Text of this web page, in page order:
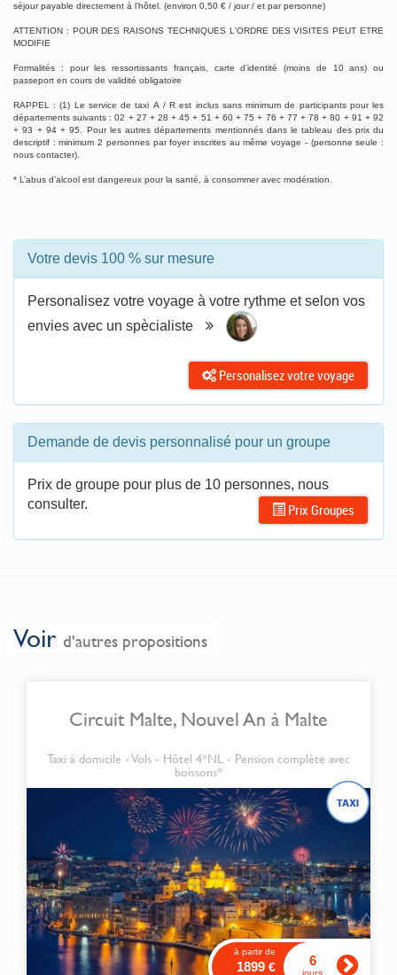
séjour payable directement à l'hôtel. (environ 0,50 € / jour / et par personne)
ATTENTION : POUR DES RAISONS TECHNIQUES L'ORDRE DES VISITES PEUT ETRE
MODIFIE
Formalités : pour les ressortissants français, carte d’identité (moins de 10 ans) ou
passeport en cours de validité obligatoire
RAPPEL : (1) Le service de taxi A / R est inclus sans minimum de participants pour les
départements suivants : 02 + 27 + 28 + 45 + 51 + 60 + 75 + 76 + 77 + 78 + 80 + 91 + 92
+ 93 + 94 + 95. Pour les autres départements mentionnés dans le tableau des prix du
descriptif : minimum 2 personnes par foyer inscrites au même voyage - (personne seule :
nous contacter).
* L’abus d’alcool est dangereux pour la santé, à consommer avec modération.
Votre devis 100 % sur mesure
Personalisez votre voyage à votre rythme et selon vos
envies avec un spècialiste
Personalisez votre voyage
Demande de devis personnalisé pour un groupe
Prix de groupe pour plus de 10 personnes, nous
consulter.
Prix Groupes
Voir d'autres propositions
Circuit Malte, Nouvel An à Malte
Taxi à domicile - Vols - Hôtel 4*NL - Pension complète avec
boissons*
à partir de
1899€ 6